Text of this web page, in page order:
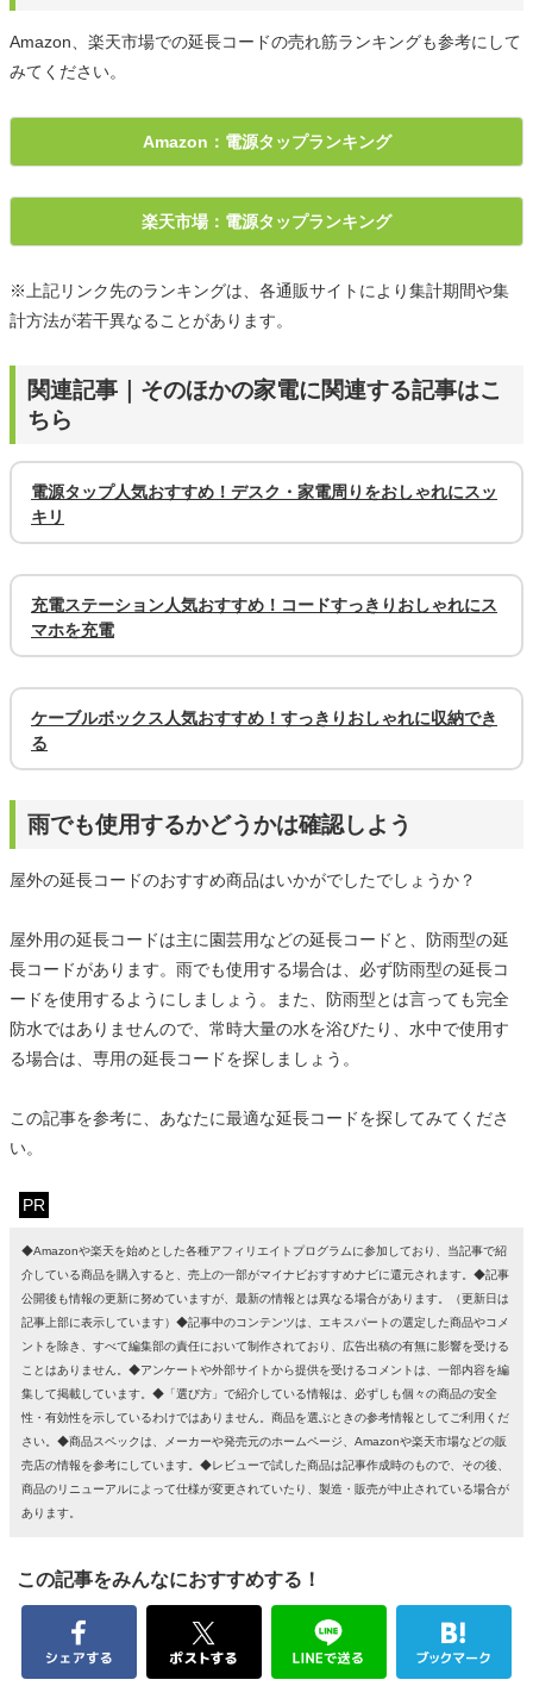
Amazon、楽天市場での延長コードの売れ筋ランキングも参考にして
みてください。
Amazon：電源タップランキング
楽天市場：電源タップランキング
※上記リンク先のランキングは、各通販サイトにより集計期間や集
計方法が若干異なることがあります。
関連記事｜そのほかの家電に関連する記事はこ
ちら
電源タップ人気おすすめ！デスク・家電周りをおしゃれにスッ
キリ
充電ステーション人気おすすめ！コードすっきりおしゃれにス
マホを充電
ケーブルボックス人気おすすめ！すっきりおしゃれに収納でき
る
雨でも使用するかどうかは確認しよう
屋外の延長コードのおすすめ商品はいかがでしたでしょうか？
屋外用の延長コードは主に園芸用などの延長コードと、防雨型の延
長コードがあります。雨でも使用する場合は、必ず防雨型の延長コ
ードを使用するようにしましょう。また、防雨型とは言っても完全
防水ではありませんので、常時大量の水を浴びたり、水中で使用す
る場合は、専用の延長コードを探しましょう。
この記事を参考に、あなたに最適な延長コードを探してみてくださ
い。
PR
◆Amazonや楽天を始めとした各種アフィリエイトプログラムに参加しており、当記事で紹
介している商品を購入すると、売上の一部がマイナビおすすめナビに還元されます。◆記事
公開後も情報の更新に努めていますが、最新の情報とは異なる場合があります。（更新日は
記事上部に表示しています）◆記事中のコンテンツは、エキスパートの選定した商品やコメ
ントを除き、すべて編集部の責任において制作されており、広告出稿の有無に影響を受ける
ことはありません。◆アンケートや外部サイトから提供を受けるコメントは、一部内容を編
集して掲載しています。◆「選び方」で紹介している情報は、必ずしも個々の商品の安全
性・有効性を示しているわけではありません。商品を選ぶときの参考情報としてご利用くだ
さい。◆商品スペックは、メーカーや発売元のホームページ、Amazonや楽天市場などの販
売店の情報を参考にしています。◆レビューで試した商品は記事作成時のもので、その後、
商品のリニューアルによって仕様が変更されていたり、製造・販売が中止されている場合が
あります。
この記事をみんなにおすすめする！